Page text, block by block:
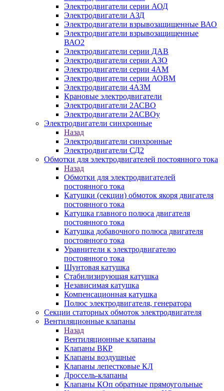
Электродвигатели серии АОД
Электродвигатели АЗД
Электродвигатели взрывозащищенные ВАО
Электродвигатели взрывозащищенные
ВАО2
Электродвигатели серии ДАВ
Электродвигатели серии АЗО
Электродвигатели серии 4АМ
Электродвигатели серии АОВМ
Электродвигатели 4АЗМ
Крановые электродвигатели
Электродвигатели 2АСВО
Электродвигатели 2АСВОу
Электродвигатели синхронные
Назад
Электродвигатели синхронные
Электродвигатели СД2
Обмотки для электродвигателей постоянного тока
Назад
Обмотки для электродвигателей
постоянного тока
Катушки (секции) обмоток якоря двигателя
постоянного тока
Катушка главного полюса двигателя
постоянного тока
Катушка добавочного полюса двигателя
постоянного тока
Уравнители к электродвигателю
постоянного тока
Шунтовая катушка
Стабилизирующая катушка
Независимая катушка
Компенсационная катушка
Полюс электродвигателя, генератора
Секции статорных обмоток электродвигателя
Вентиляционные клапаны
Назад
Вентиляционные клапаны
Клапаны ВКР
Клапаны воздушные
Клапаны лепестковые КЛ
Дроссель-клапаны
Клапаны КОп обратные прямоугольные